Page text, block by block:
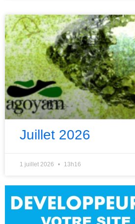
Juillet 2026
1 juillet 2026 13h16